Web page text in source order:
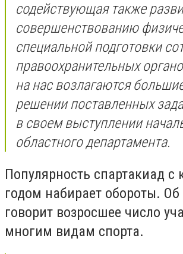
содействующая также
совершенствованию
специальной подготовки
правоохранительных
на нас возлагаются
решении поставленных
в своем выступлении
областного департамента.
Популярность спартакиад
годом набирает обороты. Об
говорит возросшее число
многим видам спорта.